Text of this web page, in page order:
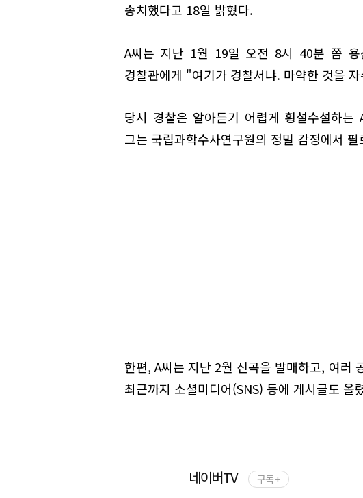
송치했다고 18일 밝혔다.
A씨는 지난 1월 19일 오전 8시 40분 쯤 용
경찰관에게 "여기가 경찰서냐. 마약한 것을
당시 경찰은 알아듣기 어렵게 횡설수설하
그는 국립과학수사연구원의 정밀 감정에서
한편, A씨는 지난 2월 신곡을 발매하고, 여러
최근까지 소셜미디어(SNS) 등에 게시글도 올
네이버TV 구독 +